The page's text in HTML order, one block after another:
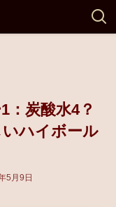
：炭酸水4？
ハイボール
5月9日